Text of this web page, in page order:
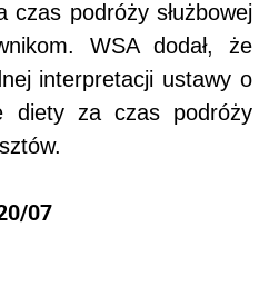
czas podróży służbowej
WSA dodał, że
interpretacji ustawy o
diety za czas podróży
07